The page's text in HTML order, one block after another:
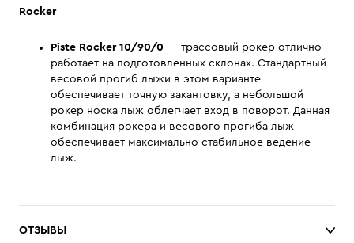
Rocker
Piste Rocker 10/90/0 — трассовый рокер отлично
работает на подготовленных склонах. Стандартный
весовой прогиб лыжи в этом варианте
обеспечивает точную закантовку, а небольшой
рокер носка лыж облегчает вход в поворот. Данная
комбинация рокера и весового прогиба лыж
обеспечивает максимально стабильное ведение
лыж.
ОТЗЫВЫ